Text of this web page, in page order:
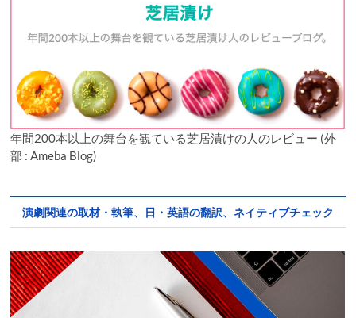
年間200本以上の舞台を観ている芝居漬けの人のレビュー (外
部 : Ameba Blog)
演劇関連の取材・執筆、日・英語の翻訳、ネイティブチェック